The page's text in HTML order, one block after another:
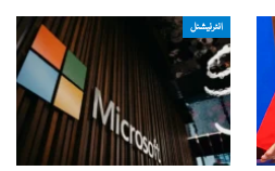
انٹرنیشنل